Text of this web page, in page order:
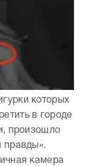
которых
в городе
произошло
правды».
камера